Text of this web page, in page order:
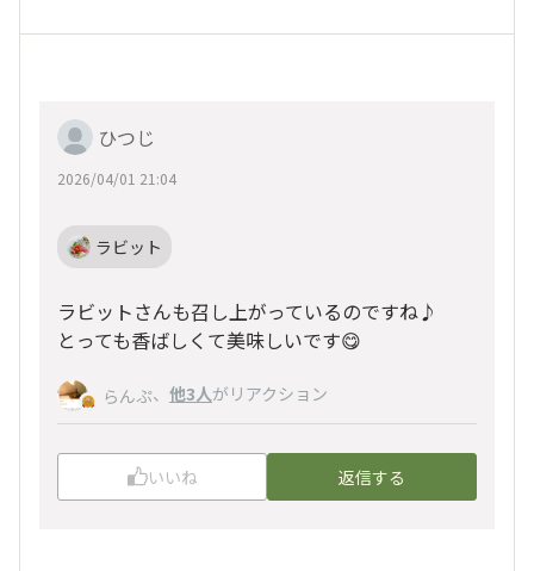
ひつじ
2026/04/01 21:04
ラビット
ラビットさんも召し上がっているのですね♪
とっても香ばしくて美味しいです😋
らんぷ、 他3人がリアクション
いいね 返信する